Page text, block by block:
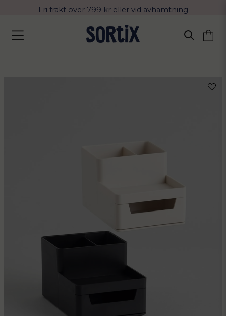
Fri frakt över 799 kr eller vid avhämtning
Leverans 2-4 arbetsdagar med Postnord